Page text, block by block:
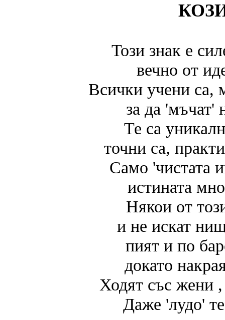
Този знак е
вечно от
Всички учени са,
за да 'мъчат'
Те са
точни са,
Само 'чистата
истината
Някои от
и не искат
пият и по
докато
Ходят със жени
Даже 'лудо'